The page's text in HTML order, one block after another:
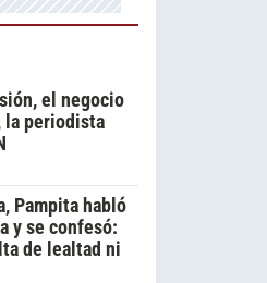
el negocio
la periodista
Pampita habló
y se confesó:
de lealtad ni